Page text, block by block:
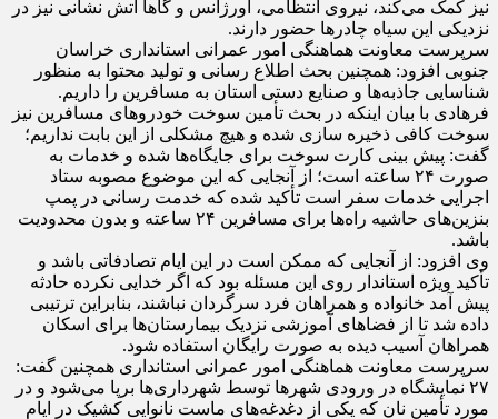
نیز کمک می‌کند، نیروی انتظامی، اورژانس و گاهاً آتش نشانی نیز در
نزدیکی این سیاه چادر‌ها حضور دارند.
سرپرست معاونت هماهنگی امور عمرانی استانداری خراسان
جنوبی افزود: همچنین بحث اطلاع رسانی و تولید محتوا به منظور
شناسایی جاذبه‌ها و صنایع دستی استان به مسافرین را داریم.
فرهادی با بیان اینکه در بحث تأمین سوخت خودرو‌های مسافرین نیز
سوخت کافی ذخیره سازی شده و هیچ مشکلی از این بابت نداریم؛
گفت: پیش بینی کارت سوخت برای جایگاه‌ها شده و خدمات به
صورت ۲۴ ساعته است؛ از آنجایی که این موضوع مصوبه ستاد
اجرایی خدمات سفر است تأکید شده که خدمت رسانی در پمپ
بنزین‌های حاشیه راه‌ها برای مسافرین ۲۴ ساعته و بدون محدودیت
باشد.
وی افزود: از آنجایی که ممکن است در این ایام تصادفاتی باشد و
تأکید ویژه استاندار روی این مسئله بود که اگر خدایی نکرده حادثه
پیش آمد خانواده و همراهان فرد سرگردان نباشند، بنابراین ترتیبی
داده شد تا از فضا‌های آموزشی نزدیک بیمارستان‌ها برای اسکان
همراهان آسیب دیده به صورت رایگان استفاده شود.
سرپرست معاونت هماهنگی امور عمرانی استانداری همچنین گفت:
۲۷ نمایشگاه در ورودی شهر‌ها توسط شهرداری‌ها برپا می‌شود و در
مورد تأمین نان که یکی از دغدغه‌های ماست نانوایی کشیک در ایام